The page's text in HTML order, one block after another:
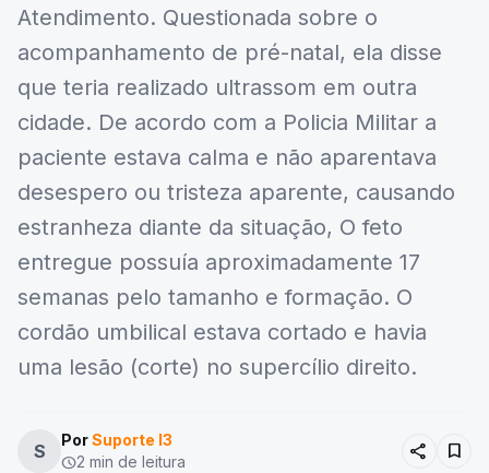
Atendimento. Questionada sobre o
acompanhamento de pré-natal, ela disse
que teria realizado ultrassom em outra
cidade. De acordo com a Policia Militar a
paciente estava calma e não aparentava
desespero ou tristeza aparente, causando
estranheza diante da situação, O feto
entregue possuía aproximadamente 17
semanas pelo tamanho e formação. O
cordão umbilical estava cortado e havia
uma lesão (corte) no supercílio direito.
S
PorSuporte I3
schedule2 min de leitura share bookmark